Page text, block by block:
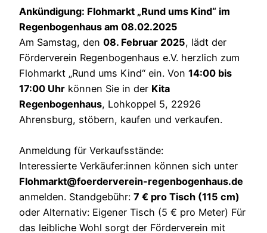
Ankündigung: Flohmarkt „Rund ums Kind“ im
Regenbogenhaus am 08.02.2025
Am Samstag, den 08. Februar 2025, lädt der
Förderverein Regenbogenhaus e.V. herzlich zum
Flohmarkt „Rund ums Kind“ ein. Von 14:00 bis
17:00 Uhr können Sie in der Kita
Regenbogenhaus, Lohkoppel 5, 22926
Ahrensburg, stöbern, kaufen und verkaufen.
Anmeldung für Verkaufsstände:
Interessierte Verkäufer:innen können sich unter
Flohmarkt@foerderverein-regenbogenhaus.de
anmelden. Standgebühr: 7 € pro Tisch (115 cm)
oder Alternativ: Eigener Tisch (5 € pro Meter) Für
das leibliche Wohl sorgt der Förderverein mit